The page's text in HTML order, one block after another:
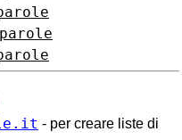
- per creare liste di